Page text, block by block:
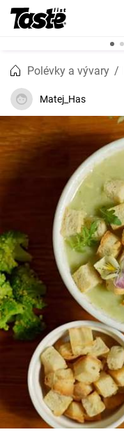
Polévky a vývary
Matej_Has